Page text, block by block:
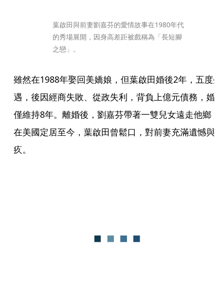
葉啟田與前妻劉嘉芬的愛情故事在1980年代
的秀場展開，因身高差距被戲稱為「長短腳
之戀」。
雖然在1988年娶回美嬌娘，但葉啟田婚後2年，五度
遇，後因經商失敗、從政失利，背負上億元債務，婚
僅維持8年。離婚後，劉嘉芬帶著一雙兒女遠走他鄉
在美國定居至今，葉啟田曾鬆口，對前妻充滿遺憾與
疚。